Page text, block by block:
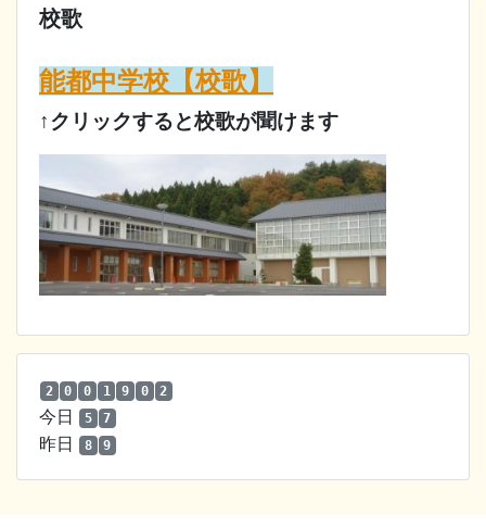
校歌
能都中学校【校歌】
↑クリックすると校歌が聞けます
2 0 0 1 9 0 2
今日 5 7
昨日 8 9